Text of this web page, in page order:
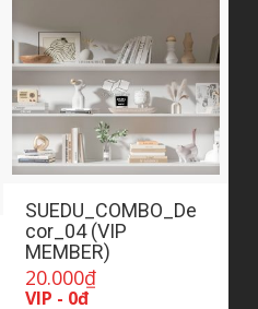
SUEDU_COMBO_De
cor_04 (VIP
MEMBER)
20.000₫
VIP - 0đ